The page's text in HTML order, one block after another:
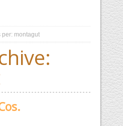
per: montagut